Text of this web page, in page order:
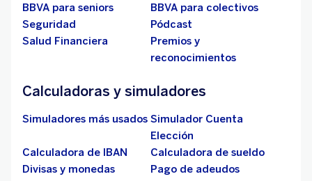
BBVA para seniors
BBVA para colectivos
Seguridad
Pódcast
Salud Financiera
Premios y
reconocimientos
Calculadoras y simuladores
Simuladores más usados Simulador Cuenta
Elección
Calculadora de IBAN
Calculadora de sueldo
Divisas y monedas
Pago de adeudos